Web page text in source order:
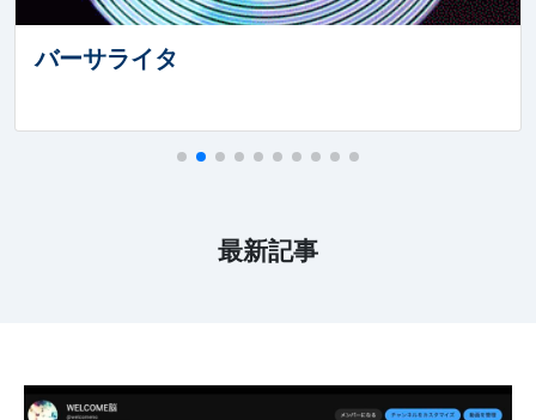
ドベントカレンダー2023
2023年10月14日HomeMadeGarbage the GARAGE 2023 開催しま
2022年12月01日今年もやります！ HomeMadeGarbage アドベン
『HomeMadeGarbageの仕組みシステム
2021年12月01日
ロボットアーム自作への道
最新記事